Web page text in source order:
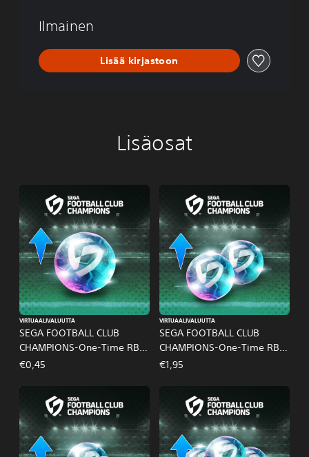
Ilmainen
Lisää kirjastoon
Lisäosat
SEGA FOOTBALL CLUB
CHAMPIONS-One-Time RB
Pack A
VIRTUAALIVALUUTTA
€0,45
SEGA FOOTBALL CLUB
CHAMPIONS-One-Time RB
Pack B
VIRTUAALIVALUUTTA
€1,95